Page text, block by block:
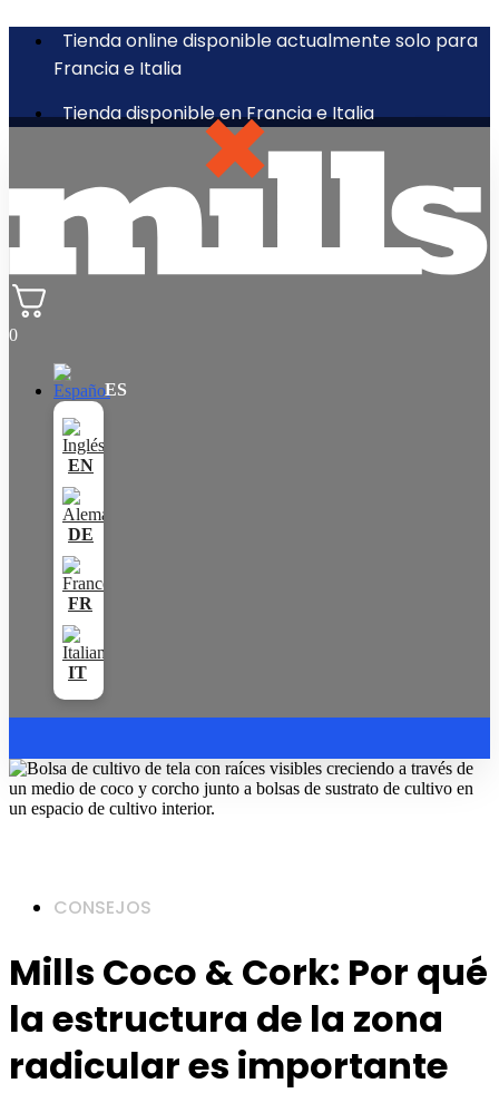
Tienda online disponible actualmente solo para
Francia e Italia
Tienda disponible en Francia e Italia
0
CONSEJOS
Mills Coco & Cork: Por qué
la estructura de la zona
radicular es importante